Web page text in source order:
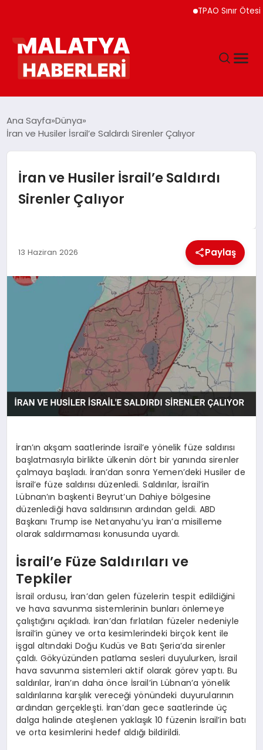
TPAO Sınır Ötesi
DÜNYA
EKONOMI
MAGAZIN
SPOR
Ana Sayfa Dünya
İran ve Husiler İsrail’e Saldırdı Sirenler Çalıyor
İran ve Husiler İsrail’e Saldırdı
Sirenler Çalıyor
13 Haziran 2026 Paylaş
İran’ın akşam saatlerinde İsrail’e yönelik füze saldırısı
başlatmasıyla birlikte ülkenin dört bir yanında sirenler
çalmaya başladı. İran’dan sonra Yemen’deki Husiler de
İsrail’e füze saldırısı düzenledi. Saldırılar, İsrail’in
Lübnan’ın başkenti Beyrut’un Dahiye bölgesine
düzenlediği hava saldırısının ardından geldi. ABD
Başkanı Trump ise Netanyahu’yu İran’a misilleme
olarak saldırmaması konusunda uyardı.
İsrail’e Füze Saldırıları ve
Tepkiler
İsrail ordusu, İran’dan gelen füzelerin tespit edildiğini
ve hava savunma sistemlerinin bunları önlemeye
çalıştığını açıkladı. İran’dan fırlatılan füzeler nedeniyle
İsrail’in güney ve orta kesimlerindeki birçok kent ile
işgal altındaki Doğu Kudüs ve Batı Şeria’da sirenler
çaldı. Gökyüzünden patlama sesleri duyulurken, İsrail
hava savunma sistemleri aktif olarak görev yaptı. Bu
saldırılar, İran’ın daha önce İsrail’in Lübnan’a yönelik
saldırılarına karşılık vereceği yönündeki duyurularının
ardından gerçekleşti. İran’dan gece saatlerinde üç
dalga halinde ateşlenen yaklaşık 10 füzenin İsrail’in batı
ve orta kesimlerini hedef aldığı bildirildi.